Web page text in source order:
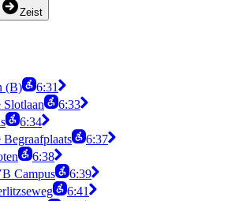
Zeist
(B)
6:31
Slotlaan
6:33
6:34
6:37
6:38
Campus
6:39
6:41